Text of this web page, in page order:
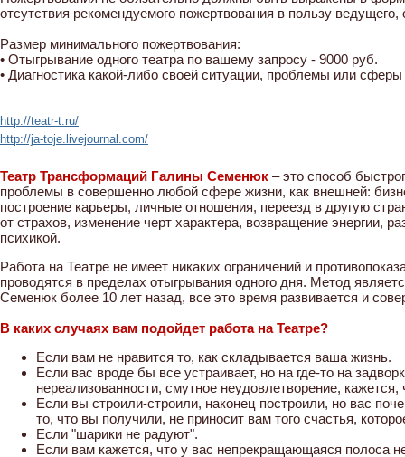
отсутствия рекомендуемого пожертвования в пользу
Размер минимального пожертвования:
• Отыгрывание одного театра по вашему запросу - 9000 руб.
• Диагностика какой-либо своей ситуации, проблемы или
http://teatr-t.ru/
http://ja-toje.livejournal.com/
Театр Трансформаций Галины Семенюк – это способ
проблемы в совершенно любой сфере жизни, как внешней:
построение карьеры, личные отношения, переезд в другую
от страхов, изменение черт характера, возвращение энергии,
психикой.
Работа на Театре не имеет никаких ограничений и
проводятся в пределах отыгрывания одного дня. Метод
Семенюк более 10 лет назад, все это время развивается и
В каких случаях вам подойдет работа на Театре?
Если вам не нравится то, как складывается ваша жизнь.
Если вас вроде бы все устраивает, но на где-то на
нереализованности, смутное неудовлетворение, кажется,
Если вы строили-строили, наконец построили, но вас
то, что вы получили, не приносит вам того счастья,
Если "шарики не радуют".
Если вам кажется, что у вас непрекращающаяся полоса